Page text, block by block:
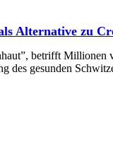
Alternative zu
betrifft
des gesunden